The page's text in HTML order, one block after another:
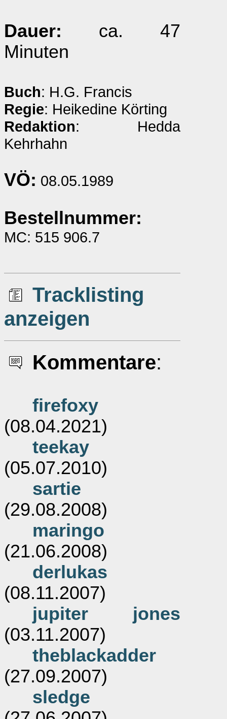
Dauer: ca. 47
Minuten
Buch: H.G. Francis
Regie: Heikedine Körting
Redaktion: Hedda
Kehrhahn
VÖ: 08.05.1989
Bestellnummer:
MC: 515 906.7
Tracklisting
anzeigen
Kommentare:
firefoxy
(08.04.2021)
teekay
(05.07.2010)
sartie
(29.08.2008)
maringo
(21.06.2008)
derlukas
(08.11.2007)
jupiter jones
(03.11.2007)
theblackadder
(27.09.2007)
sledge